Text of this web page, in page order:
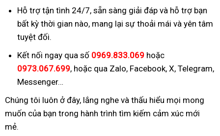
Hỗ trợ tận tình 24/7, sẵn sàng giải đáp và hỗ trợ bạn
bất kỳ thời gian nào, mang lại sự thoải mái và yên tâm
tuyệt đối.
Kết nối ngay qua số 0969.833.069 hoặc
0973.067.699, hoặc qua Zalo, Facebook, X, Telegram,
Messenger…
Chúng tôi luôn ở đây, lắng nghe và thấu hiểu mọi mong
muốn của bạn trong hành trình tìm kiếm cảm xúc mới
mẻ.